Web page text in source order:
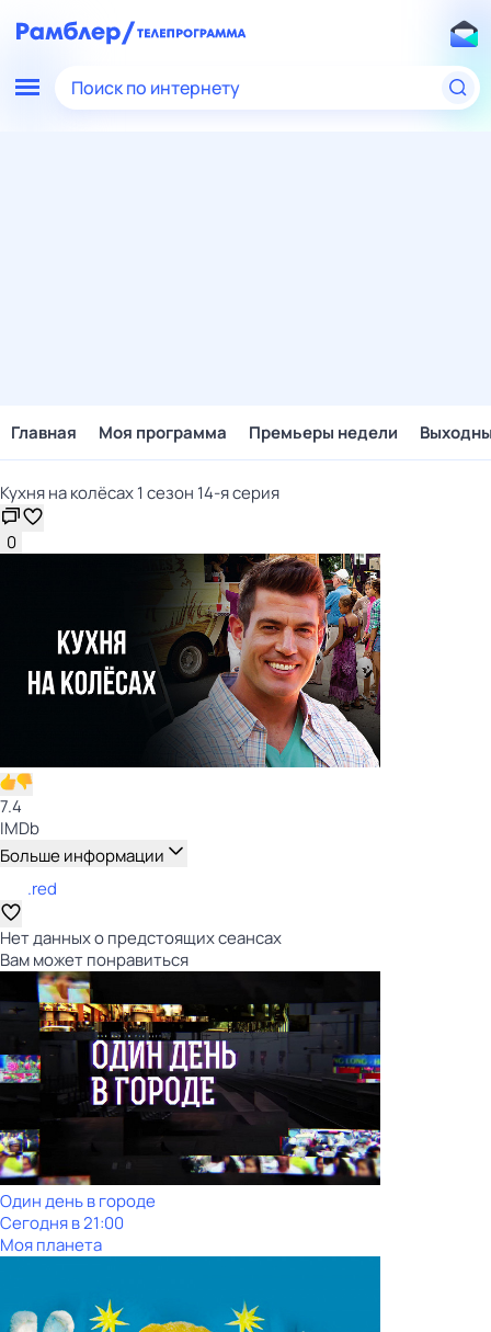
Поиск по интернету
Главная Моя программа Премьеры недели
Кухня на колёсах 1 сезон 14-я серия
0
7.4
IMDb
Больше информации
.red
Нет данных о предстоящих сеансах
Вам может понравиться
Один день в городе
Сегодня в 21:00
Моя планета